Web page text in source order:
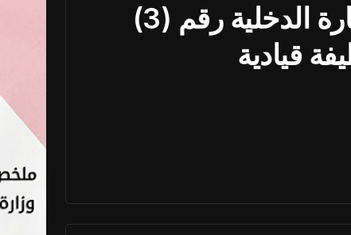
إعلان وزارة التموين والتجارة الدخلية رقم (3)